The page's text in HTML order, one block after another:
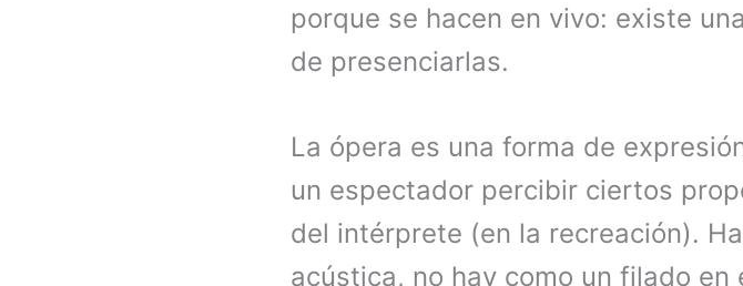
porque se hacen en vivo: existe
de presenciarlas.
La ópera es una forma de
un espectador percibir ciertos
del intérprete (en la recreación).
acústica, no hay como un filado en